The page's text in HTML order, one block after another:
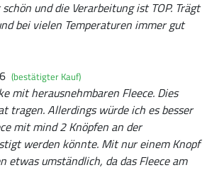
und die Verarbeitung ist TOP. Trägt
bei vielen Temperaturen immer gut
(bestätigter Kauf)
mit herausnehmbaren Fleece. Dies
tragen. Allerdings würde ich es besser
mit mind 2 Knöpfen an der
werden könnte. Mit nur einem Knopf
etwas umständlich, da das Fleece am